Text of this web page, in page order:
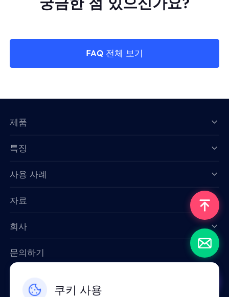
FAQ 전체 보기
쿠키 사용
제품
특징
사용 사례
자료
회사
문의하기